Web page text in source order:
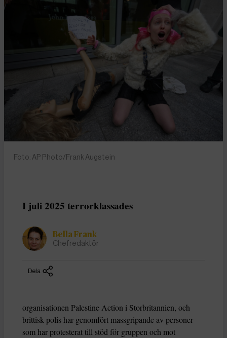
Foto: AP Photo/Frank Augstein
I juli 2025 terrorklassades
Bella Frank
Chefredaktör
Dela
organisationen Palestine Action i Storbritannien, och
brittisk polis har genomfört massgripande av personer
som har protesterat till stöd för gruppen och mot